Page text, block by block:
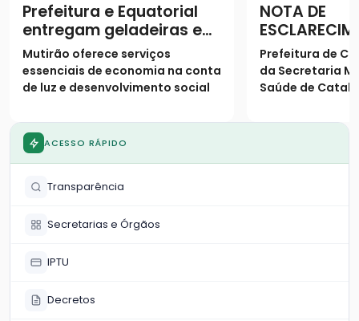
Prefeitura e Equatorial
entregam geladeiras e
prestam serviços à
população
Mutirão oferece serviços
essenciais de economia na conta
de luz e desenvolvimento social
NOTA DE
Prefeitura de
da Secretaria
Saúde de
população
ACESSO RÁPIDO
Transparência
Secretarias e Órgãos
IPTU
Decretos